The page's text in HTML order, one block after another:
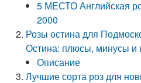
5 МЕСТО Английская
2000
Розы остина для
Остина: плюсы, минусы и
Описание
Лучшие сорта роз для